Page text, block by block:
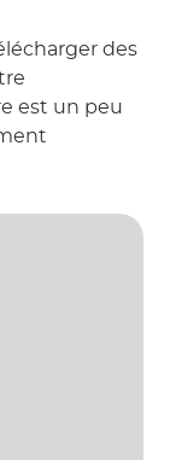
des
est un peu